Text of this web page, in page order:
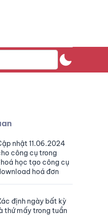
nhật 11.06.2024
công cụ trong
học tạo công cụ
hoá đơn
định ngày bất kỳ
thứ mấy trong tuần